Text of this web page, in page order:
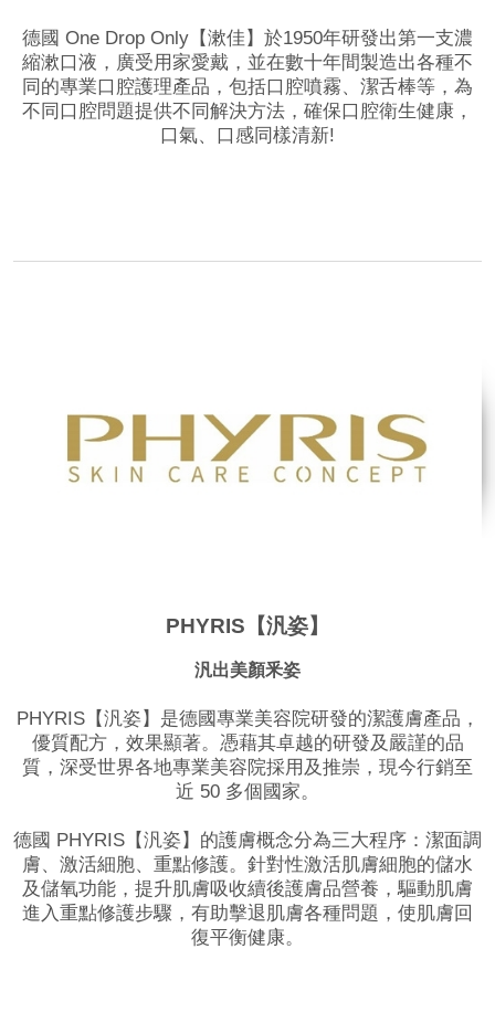
德國 One Drop Only【漱佳】於1950年研發出第一支濃
縮漱口液，廣受用家愛戴，並在數十年間製造出各種不
同的專業口腔護理產品，包括口腔噴霧、潔舌棒等，為
不同口腔問題提供不同解決方法，確保口腔衛生健康，
口氣、口感同樣清新!
PHYRIS【汎姿】
汎出美顏釆姿
PHYRIS【汎姿】是德國專業美容院研發的潔護膚產品，
優質配方，效果顯著。憑藉其卓越的研發及嚴謹的品
質，深受世界各地專業美容院採用及推崇，現今行銷至
近 50 多個國家。
德國 PHYRIS【汎姿】的護膚概念分為三大程序：潔面調
膚、激活細胞、重點修護。針對性激活肌膚細胞的儲水
及儲氧功能，提升肌膚吸收續後護膚品營養，驅動肌膚
進入重點修護步驟，有助擊退肌膚各種問題，使肌膚回
復平衡健康。